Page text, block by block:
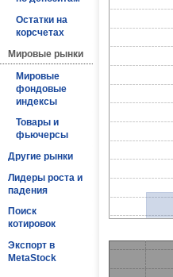
Остатки на
корсчетах
Мировые рынки
Мировые
фондовые
индексы
Товары и
фьючерсы
Другие рынки
Лидеры роста и
падения
Поиск
котировок
Экспорт в
MetaStock